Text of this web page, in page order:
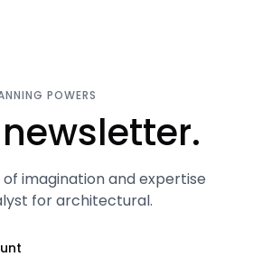
POWERS
imagination and expertise
for architectural.